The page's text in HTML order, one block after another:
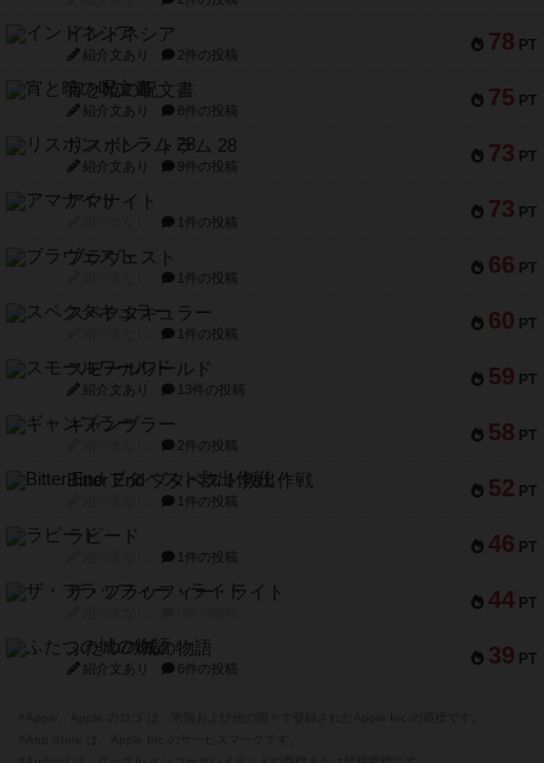
78 PT
インドネシア
紹介文あり 2件の投稿
75 PT
宵と暁の呪文書
紹介文あり 8件の投稿
73 PT
リスボン・トラム 28
紹介文あり 9件の投稿
73 PT
アマナイト
1件の投稿
66 PT
ブラヴェスト
1件の投稿
60 PT
スペクタキュラー
1件の投稿
59 PT
スモールワールド
紹介文あり 13件の投稿
58 PT
ギャンブラー
2件の投稿
52 PT
Bitter End ブタペスト救出作戦
1件の投稿
46 PT
ラピード
1件の投稿
44 PT
ザ・フラッフィー・ライト
39 PT
ふたつの城の物語
紹介文あり 6件の投稿